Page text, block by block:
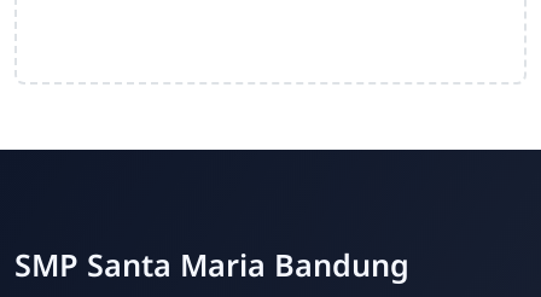
SMP Santa Maria Bandung